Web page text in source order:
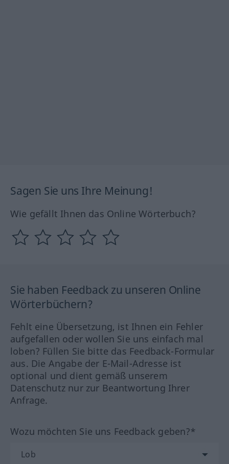
Sagen Sie uns Ihre Meinung!
Wie gefällt Ihnen das Online Wörterbuch?
Sie haben Feedback zu unseren Online
Wörterbüchern?
Fehlt eine Übersetzung, ist Ihnen ein Fehler
aufgefallen oder wollen Sie uns einfach mal
loben? Füllen Sie bitte das Feedback-Formular
aus. Die Angabe der E-Mail-Adresse ist
optional und dient gemäß unserem
Datenschutz nur zur Beantwortung Ihrer
Anfrage.
Wozu möchten Sie uns Feedback geben?*